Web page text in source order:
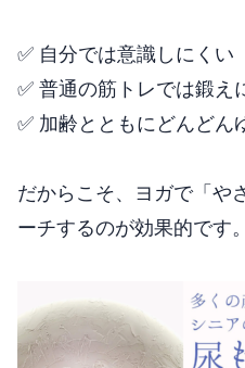
✅ 自分では意識しにくい
✅ 普通の筋トレでは鍛え
✅ 加齢とともにどんどん
だからこそ、ヨガで「や
ーチするのが効果的です。